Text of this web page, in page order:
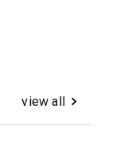
view all